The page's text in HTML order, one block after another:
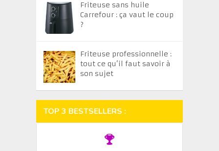
Friteuse sans huile
Carrefour : ça vaut le coup
?
Friteuse professionnelle :
tout ce qu’il faut savoir à
son sujet
TOP 3 BESTSELLERS :